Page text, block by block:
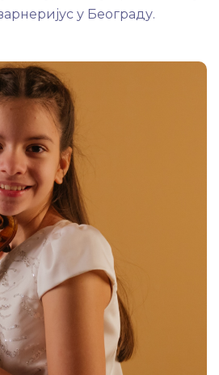
у Београду.